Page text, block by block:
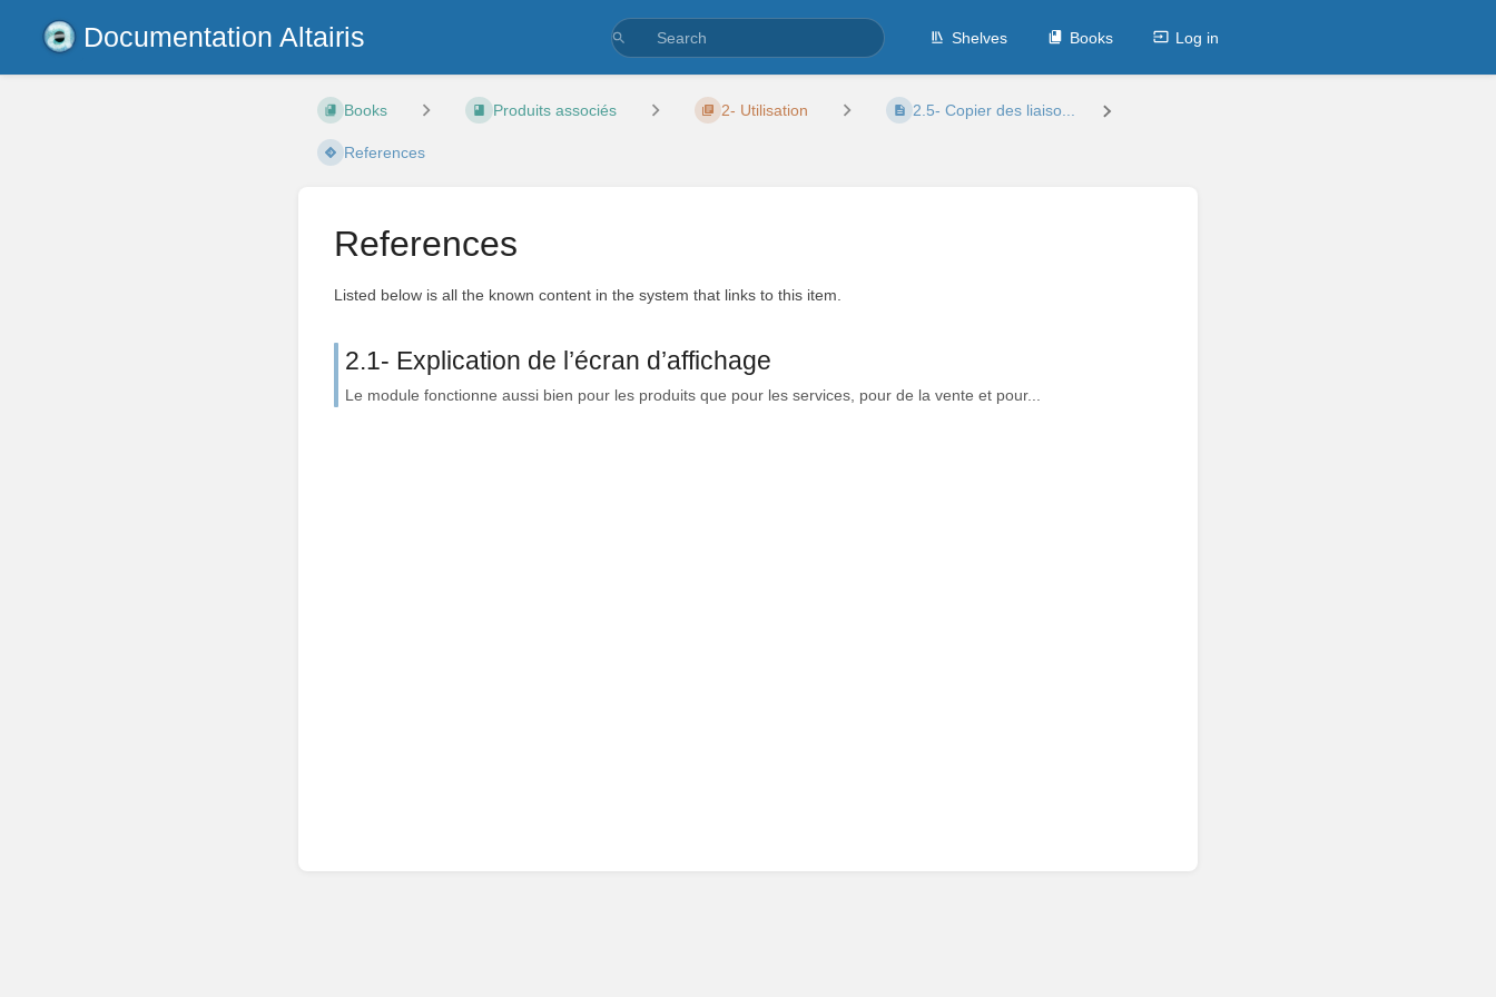
Documentation Altairis Shelves Books Log in
Books Produits associés 2- Utilisation 2.5- Copier des liaiso...
References
References
Listed below is all the known content in the system that links to this item.
2.1- Explication de l’écran d’affichage
Le module fonctionne aussi bien pour les produits que pour les services, pour de la vente et pour...